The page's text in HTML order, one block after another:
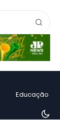
Educação